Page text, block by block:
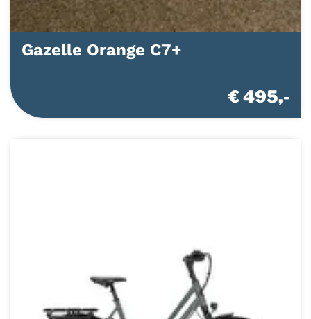
Gazelle Orange C7+
€ 495,-